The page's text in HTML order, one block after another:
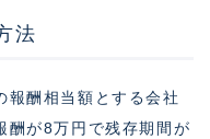
法
報酬相当額とする会社
酬が8万円で残存期間が